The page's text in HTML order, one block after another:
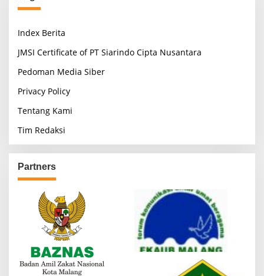
Index Berita
JMSI Certificate of PT Siarindo Cipta Nusantara
Pedoman Media Siber
Privacy Policy
Tentang Kami
Tim Redaksi
Partners